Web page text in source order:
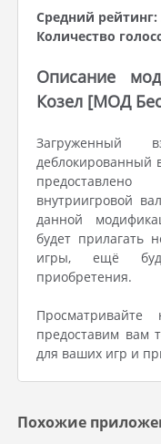
Средний рейтинг:
Количество
Описание
Козел [МОД
Загруженный
деблокированный
внутриигровой
данной
будет прилагать
игры, ещё
приобретения.
предоставим вам
для ваших игр и
Похожие